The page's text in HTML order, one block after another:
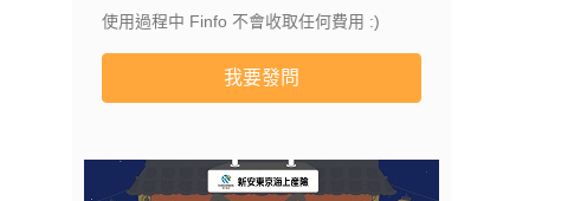
使用過程中 Finfo 不會收取任何費用 :)
我要發問